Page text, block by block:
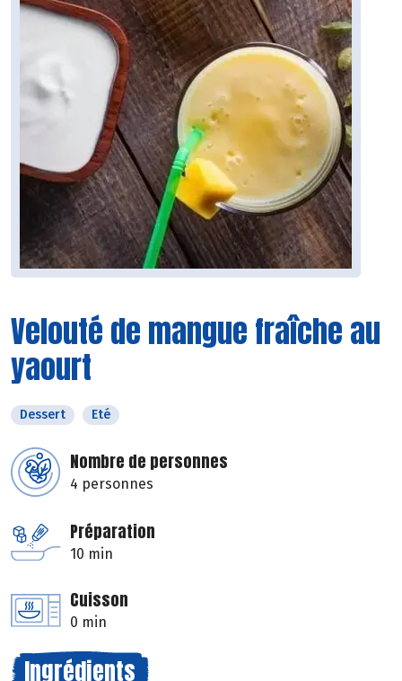
Velouté de mangue fraîche au
yaourt
Dessert Eté
Nombre de personnes
4 personnes
Préparation
10 min
Cuisson
0 min
Ingrédients